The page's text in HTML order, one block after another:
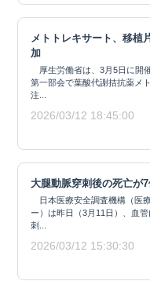
メトトレキサート、移植
加
厚生労働省は、3月5日に開
第一部会で葉酸代謝拮抗薬メ
注...
2026/03/12 18:45:00
大腿動脈穿刺後の死亡が
日本医療安全調査機構（医
ー）は昨日（3月11日）、血
刺...
2026/03/12 15:30:30